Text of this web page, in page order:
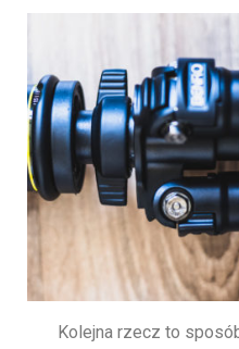
Kolejna rzecz to